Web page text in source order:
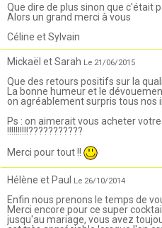
Que dire de plus sinon que c'était
Alors un grand merci à vous
Céline et Sylvain
Mickaël et Sarah Le 21/06/2015
Que des retours positifs sur la
La bonne humeur et le
on agréablement surpris tous nos
Ps : on aimerait vous acheter
!!!!!!!!!!???????????
Merci pour tout !!
Hélène et Paul Le 26/10/2014
Enfin nous prenons le temps de
Merci encore pour ce super
jusqu'au mariage, vous avez